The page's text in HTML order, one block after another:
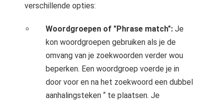
verschillende opties:
Woordgroepen of "Phrase match":Je
kon woordgroepen gebruiken als je de
omvang van je zoekwoorden verder wou
beperken. Een woordgroep voerde je in
door voor en na het zoekwoord een dubbel
aanhalingsteken “ te plaatsen. Je